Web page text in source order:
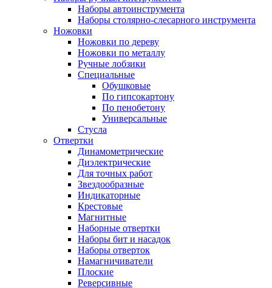
Наборы автоинструмента
Наборы столярно-слесарного инструмента
Ножовки
Ножовки по дереву
Ножовки по металлу
Ручные лобзики
Специальные
Обушковые
По гипсокартону
По пенобетону
Универсальные
Стусла
Отвертки
Динамометрические
Диэлектрические
Для точных работ
Звездообразные
Индикаторные
Крестовые
Магнитные
Наборные отвертки
Наборы бит и насадок
Наборы отверток
Намагничиватели
Плоские
Реверсивные